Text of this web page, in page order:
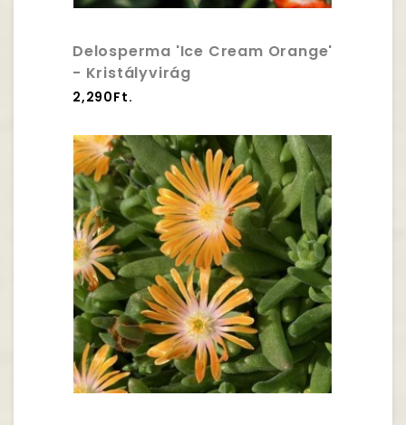
Delosperma 'Ice Cream Orange'
- Kristályvirág
2,290Ft.